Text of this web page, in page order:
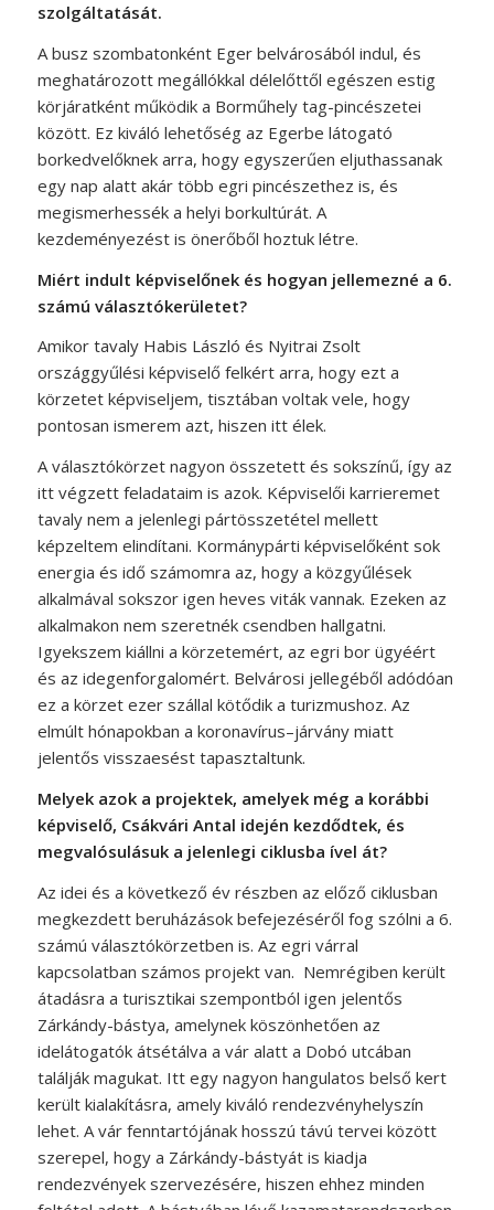
szolgáltatását.
A busz szombatonként Eger belvárosából indul, és
meghatározott meg­állókkal délelőttől egészen estig
körjáratként működik a Borműhely tag-pincészetei
között. Ez kiváló lehetőség az Egerbe látogató
borkedvelőknek arra, hogy egyszerűen eljut­hassanak
egy nap alatt akár több egri pincészethez is, és
megismerhessék a helyi borkultúrát. A
kezdeményezést is önerőből hoztuk létre.
Miért indult képviselőnek és hogyan jellemezné a 6.
számú választókerületet?
Amikor tavaly Habis László és Nyitrai Zsolt
országgyűlési képviselő felkért arra, hogy ezt a
körzetet képviseljem, tisztában voltak vele, hogy
pontosan ismerem azt, hiszen itt élek.
A választókörzet nagyon összetett és sokszínű, így az
itt végzett feladataim is azok. Képviselői karrieremet
tavaly nem a jelenlegi pártösszetétel mellett
képzeltem elindítani. Kormánypárti képviselőként sok
energia és idő számomra az, hogy a közgyűlések
alkalmával sokszor igen heves viták vannak. Ezeken az
alkalmakon nem szeretnék csendben hallgatni.
Igyekszem kiállni a körzetemért, az egri bor ügyéért
és az idegenforgalomért. Belvárosi jellegéből adódóan
ez a körzet ezer szállal kötődik a turizmushoz. Az
elmúlt hónapokban a koronavírus–járvány miatt
jelentős visszaesést tapasztaltunk.
Melyek azok a projektek, amelyek még a korábbi
képviselő, Csákvári Antal idején kezdődtek, és
megvalósulásuk a jelenlegi ciklusba ível át?
Az idei és a következő év részben az előző ciklusban
megkezdett beruházások befejezéséről fog szólni a 6.
számú választókörzetben is. Az egri várral
kapcsolatban számos projekt van. Nemrégiben került
átadásra a turisztikai szempontból igen jelentős
Zárkándy-bástya, amelynek köszönhetően az
idelátogatók átsétálva a vár alatt a Dobó utcában
találják magukat. Itt egy nagyon hangulatos belső kert
került kialakításra, amely kiváló rendezvényhelyszín
lehet. A vár fenntartójának hosszú távú tervei között
szerepel, hogy a Zárkándy-bástyát is kiadja
rendezvények szervezésére, hiszen ehhez minden